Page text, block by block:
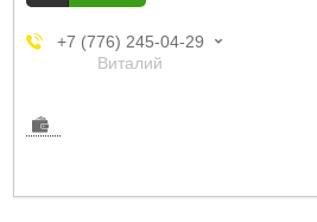
+7 (776) 245-04-29
Виталий